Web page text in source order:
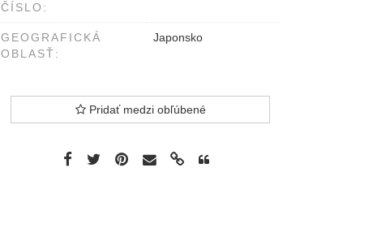
ČÍSLO:
GEOGRAFICKÁ
OBLASŤ:
Japonsko
Pridať medzi obľúbené